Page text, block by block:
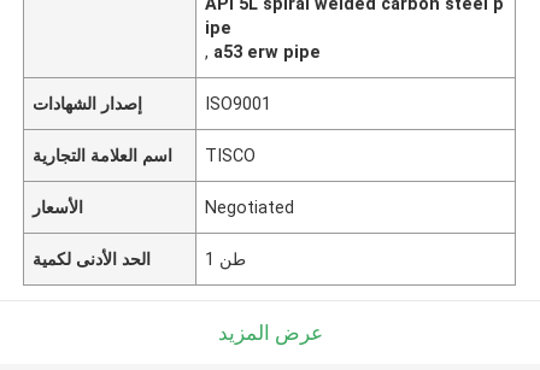
ipe
, a53 erw pipe
إصدار الشهادات ISO9001
اسم العلامة التجارية TISCO
الأسعار Negotiated
الحد الأدنى لكمية 1 طن
عرض المزيد